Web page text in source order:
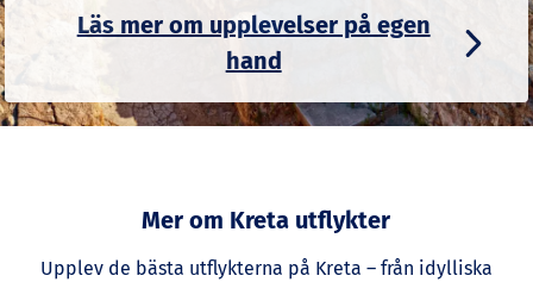
Läs mer om upplevelser på egen
hand
Mer om Kreta utflykter
Upplev de bästa utflykterna på Kreta – från idylliska